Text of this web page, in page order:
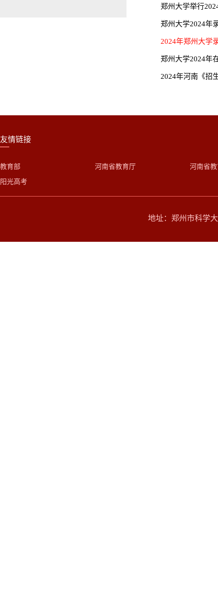
郑州大学举行
郑州大学2024年
2024年郑州大学
郑州大学2024年
2024年河南《招
友情链接
教育部
阳光高考
河南省教育厅 河南省
地址：郑州市科学